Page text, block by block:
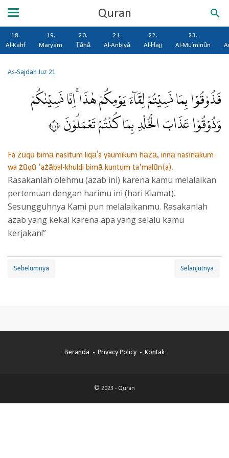
Quran
18.
Al-Kahf
19.
Maryam
20.
Ṭāhā
21.
Al-Anbiyā
22.
Al-Ḥajj
23.
Al-Mu'minūn
As-SajdahJuz 21
فَذُوْقُوْا بِمَا نَسِيْتُمْ لِقَاۤءَ يَوْمِكُمْ هٰذَاۚ اِنَّا نَسِيْنٰكُمْ
وَذُوْقُوْا عَذَابَ الْخُلْدِ بِمَا كُنْتُمْ تَعْمَلُوْنَ ١٤
Fa żūqū bimā nasītum liqā'a yaumikum hāżā, innā nasīnākum
wa żūqū ‘ażābal-khuldi bimā kuntum ta‘malūn(a).
Rasakanlah olehmu (azab ini) karena kamu melalaikan
pertemuan dengan harimu ini (hari Kiamat).
Sesungguhnya Kami pun melalaikanmu. Rasakanlah
azab yang kekal karena apa yang selalu kamu
kerjakan!”
Sebelumnya Selanjutnya
Beranda Privacy Policy Kontak
© 2023 - Quran